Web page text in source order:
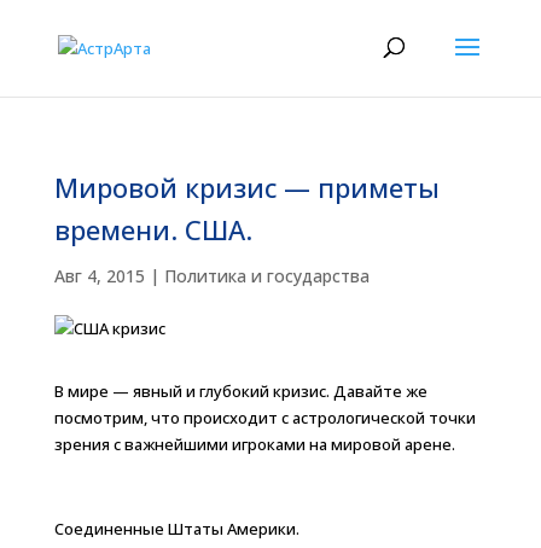
Мировой кризис — приметы
времени. США.
Авг 4, 2015 | Политика и государства
В мире — явный и глубокий кризис. Давайте же
посмотрим, что происходит с астрологической точки
зрения с важнейшими игроками на мировой арене.
Соединенные Штаты Америки.